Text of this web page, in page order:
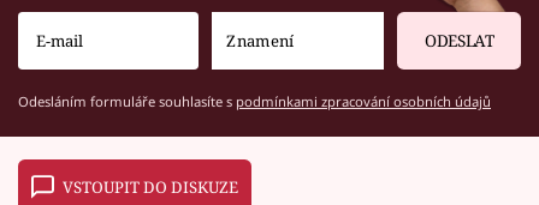
ODESLAT
Odesláním formuláře souhlasíte s podmínkami zpracování osobních údajů
VSTOUPIT DO DISKUZE